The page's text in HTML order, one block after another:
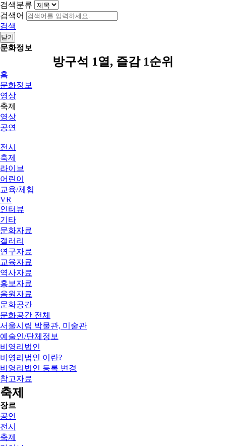
검색분류
검색어
검색
닫기
문화정보
방구석 1열, 즐감 1순위
홈
문화정보
영상
축제
영상
공연
전시
축제
라이브
어린이
교육/체험
VR
인터뷰
기타
문화자료
갤러리
연구자료
교육자료
역사자료
홍보자료
음원자료
문화공간
문화공간 전체
서울시립 박물관, 미술관
예술인/단체정보
비영리법인
비영리법인 이란?
비영리법인 등록 변경
참고자료
축제
장르
공연
전시
축제